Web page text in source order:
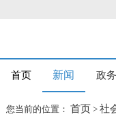
首页 新闻 政务
您当前的位置： 首页 > 社